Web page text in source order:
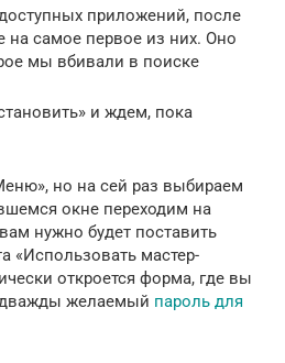
приложений, после
на самое первое из них. Оно
мы вбивали в поиске
и ждем, пока
но на сей раз выбираем
окне переходим на
нужно будет поставить
«Использовать мастер-
откроется форма, где вы
желаемый пароль для